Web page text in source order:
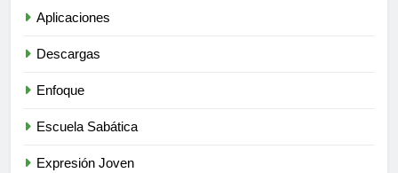
Aplicaciones
Descargas
Enfoque
Escuela Sabática
Expresión Joven